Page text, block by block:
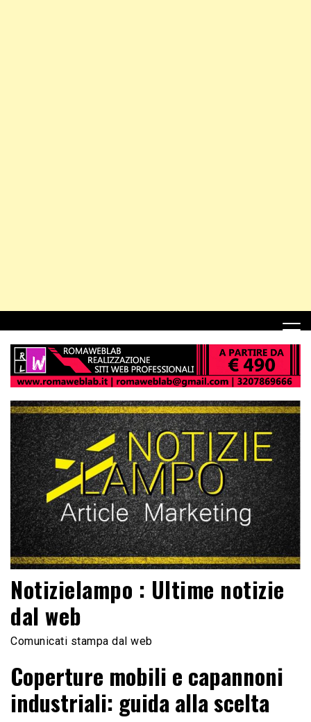
Notizielampo : Ultime notizie
dal web
Comunicati stampa dal web
Coperture mobili e capannoni
industriali: guida alla scelta